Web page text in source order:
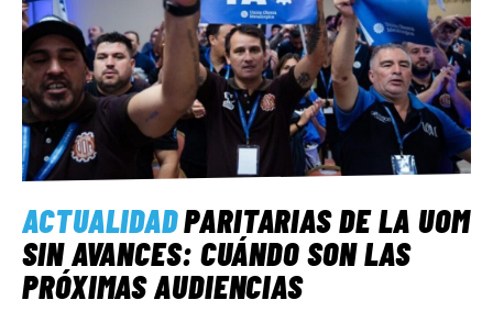
ACTUALIDADPARITARIAS DE LA UOM
SIN AVANCES: CUÁNDO SON LAS
PRÓXIMAS AUDIENCIAS